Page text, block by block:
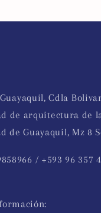
Guayaquil, Cdla
de arquitectura de
de Guayaquil, Mz 8
/ +593 96 357